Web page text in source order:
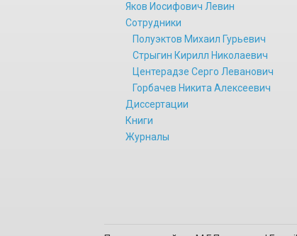
Яков Иосифович Левин
Сотрудники
Полуэктов Михаил Гурьевич
Стрыгин Кирилл Николаевич
Центерадзе Серго Леванович
Горбачев Никита Алексеевич
Диссертации
Книги
Журналы